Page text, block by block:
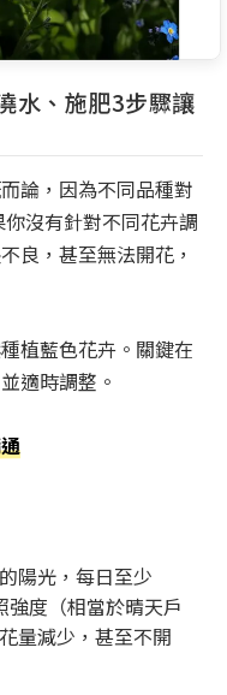
水、施肥3步驟讓
論，因為不同品種對
沒有針對不同花卉調
良，甚至無法開花，
植藍色花卉。關鍵在
適時調整。
陽光，每日至少
度（相當於晴天戶
量減少，甚至不開